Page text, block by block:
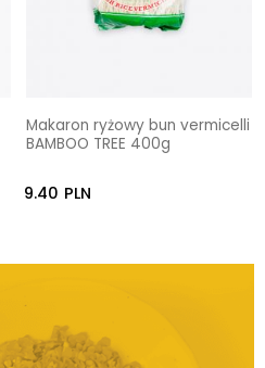
Makaron ryżowy bun vermicelli
BAMBOO TREE 400g
9.40 PLN